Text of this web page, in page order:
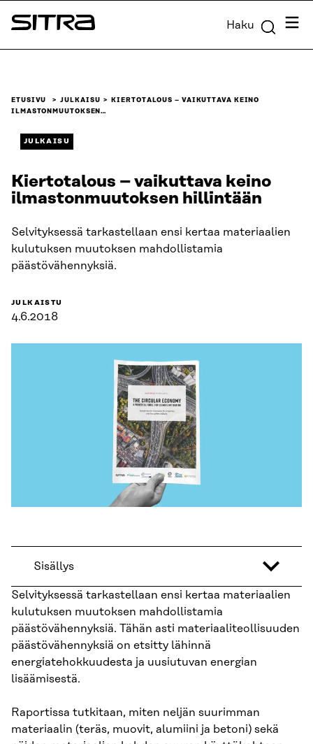
Siirry
suoraan
Sitra Haku
ETUSIVU JULKAISU
KIERTOTALOUS – VAIKUTTAVA KEINO
ILMASTONMUUTOKSEN…
JULKAISU
Kiertotalous – vaikuttava keino
ilmastonmuutoksen hillintään
Selvityksessä tarkastellaan ensi kertaa materiaalien
kulutuksen muutoksen mahdollistamia
päästövähennyksiä.
JULKAISTU
4.6.2018
Sisällys
Selvityksessä tarkastellaan ensi kertaa materiaalien
kulutuksen muutoksen mahdollistamia
päästövähennyksiä. Tähän asti materiaaliteollisuuden
päästövähennyksiä on etsitty lähinnä
energiatehokkuudesta ja uusiutuvan energian
lisäämisestä.
Raportissa tutkitaan, miten neljän suurimman
materiaalin (teräs, muovit, alumiini ja betoni) sekä